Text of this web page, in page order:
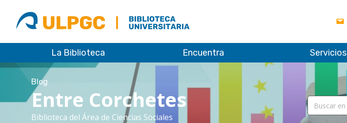
ULPGC
Biblioteca
ULPGC
La Biblioteca Encuentra Servicios
Blog
Entre Corchetes
Biblioteca del Área de Ciencias Sociales